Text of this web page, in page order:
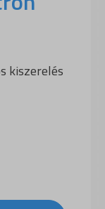
kiszerelés